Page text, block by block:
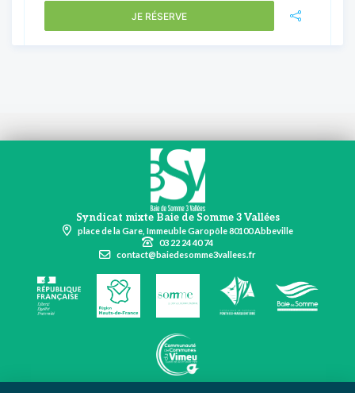
JE RÉSERVE
Syndicat mixte Baie de Somme 3 Vallées
place de la Gare, Immeuble Garopôle 80100 Abbeville
03 22 24 40 74
contact@baiedesomme3vallees.fr